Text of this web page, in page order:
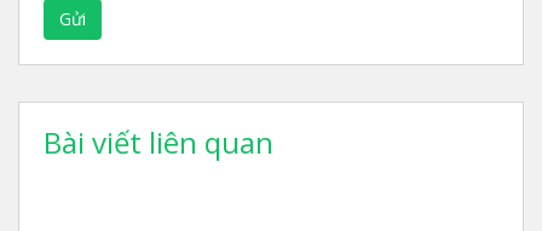
Gửi
Bài viết liên quan